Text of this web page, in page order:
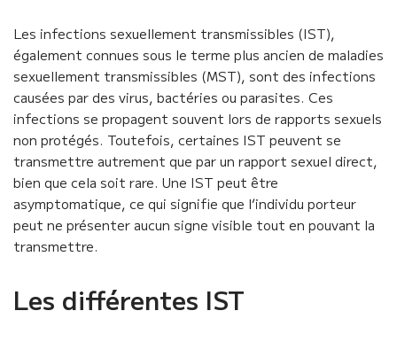
Les infections sexuellement transmissibles (IST),
également connues sous le terme plus ancien de maladies
sexuellement transmissibles (MST), sont des infections
causées par des virus, bactéries ou parasites. Ces
infections se propagent souvent lors de rapports sexuels
non protégés. Toutefois, certaines IST peuvent se
transmettre autrement que par un rapport sexuel direct,
bien que cela soit rare. Une IST peut être
asymptomatique, ce qui signifie que l’individu porteur
peut ne présenter aucun signe visible tout en pouvant la
transmettre.
Les différentes IST